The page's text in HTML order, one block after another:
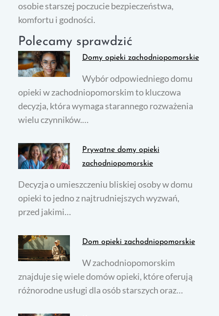
osobie starszej poczucie bezpieczeństwa,
komfortu i godności.
Polecamy sprawdzić
Domy opieki zachodniopomorskie
Wybór odpowiedniego domu
opieki w zachodniopomorskim to kluczowa
decyzja, która wymaga starannego rozważenia
wielu czynników.…
Prywatne domy opieki
zachodniopomorskie
Decyzja o umieszczeniu bliskiej osoby w domu
opieki to jedno z najtrudniejszych wyzwań,
przed jakimi…
Dom opieki zachodniopomorskie
W zachodniopomorskim
znajduje się wiele domów opieki, które oferują
różnorodne usługi dla osób starszych oraz…